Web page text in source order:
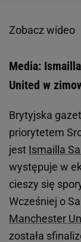
Zobacz wideo
Media:
United w
Brytyjska
priorytetem
jest Ismailla
występuje w
cieszy się
Wcześniej o
Manchester
została